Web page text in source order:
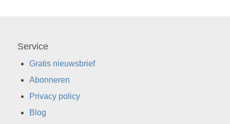
Service
Gratis nieuwsbrief
Abonneren
Privacy policy
Blog